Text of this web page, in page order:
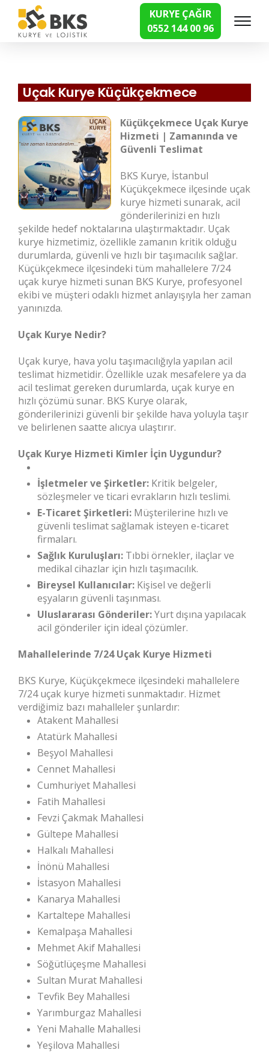
KURYE ÇAĞIR
0552 144 00 96
Hızlı Kurye Hizmetleri
Uçak Kurye Küçükçekmece
Küçükçekmece Uçak Kurye
Hizmeti | Zamanında ve
Güvenli Teslimat
BKS Kurye, İstanbul
Küçükçekmece ilçesinde uçak
kurye hizmeti sunarak, acil
gönderilerinizi en hızlı
şekilde hedef noktalarına ulaştırmaktadır. Uçak
kurye hizmetimiz, özellikle zamanın kritik olduğu
durumlarda, güvenli ve hızlı bir taşımacılık sağlar.
Küçükçekmece ilçesindeki tüm mahallelere 7/24
uçak kurye hizmeti sunan BKS Kurye, profesyonel
ekibi ve müşteri odaklı hizmet anlayışıyla her zaman
yanınızda.
Uçak Kurye Nedir?
Uçak kurye, hava yolu taşımacılığıyla yapılan acil
teslimat hizmetidir. Özellikle uzak mesafelere ya da
acil teslimat gereken durumlarda, uçak kurye en
hızlı çözümü sunar. BKS Kurye olarak,
gönderilerinizi güvenli bir şekilde hava yoluyla taşır
ve belirlenen saatte alıcıya ulaştırır.
Uçak Kurye Hizmeti Kimler İçin Uygundur?
İşletmeler ve Şirketler: Kritik belgeler,
sözleşmeler ve ticari evrakların hızlı teslimi.
E-Ticaret Şirketleri: Müşterilerine hızlı ve
güvenli teslimat sağlamak isteyen e-ticaret
firmaları.
Sağlık Kuruluşları: Tıbbi örnekler, ilaçlar ve
medikal cihazlar için hızlı taşımacılık.
Bireysel Kullanıcılar: Kişisel ve değerli
eşyaların güvenli taşınması.
Uluslararası Gönderiler:Yurt dışına yapılacak
acil gönderiler için ideal çözümler.
Mahallelerinde 7/24 Uçak Kurye Hizmeti
BKS Kurye, Küçükçekmece ilçesindeki mahallelere
7/24 uçak kurye hizmeti sunmaktadır. Hizmet
verdiğimiz bazı mahalleler şunlardır:
Atakent Mahallesi
Atatürk Mahallesi
Beşyol Mahallesi
Cennet Mahallesi
Cumhuriyet Mahallesi
Fatih Mahallesi
Fevzi Çakmak Mahallesi
Gültepe Mahallesi
Halkalı Mahallesi
İnönü Mahallesi
İstasyon Mahallesi
Kanarya Mahallesi
Kartaltepe Mahallesi
Kemalpaşa Mahallesi
Mehmet Akif Mahallesi
Söğütlüçeşme Mahallesi
Sultan Murat Mahallesi
Tevfik Bey Mahallesi
Yarımburgaz Mahallesi
Yeni Mahalle Mahallesi
Yeşilova Mahallesi